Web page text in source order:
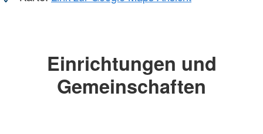
Einrichtungen und
Gemeinschaften